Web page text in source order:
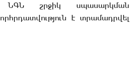
ՆԳՆ շրջիկ սպասարկման
է տրամադրվել